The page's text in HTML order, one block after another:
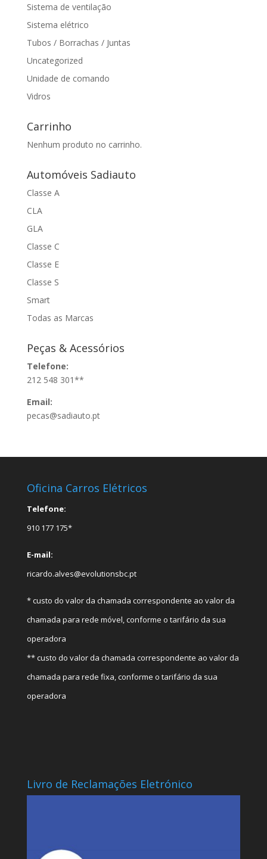
Sistema de ventilação
Sistema elétrico
Tubos / Borrachas / Juntas
Uncategorized
Unidade de comando
Vidros
Carrinho
Nenhum produto no carrinho.
Automóveis Sadiauto
Classe A
CLA
GLA
Classe C
Classe E
Classe S
Smart
Todas as Marcas
Peças & Acessórios
Telefone:
212 548 301**
Email:
pecas@sadiauto.pt
Oficina Carros Elétricos
Telefone:
910 177 175*
E-mail:
ricardo.alves@evolutionsbc.pt
* custo do valor da chamada correspondente ao valor da
chamada para rede móvel, conforme o tarifário da sua
operadora
** custo do valor da chamada correspondente ao valor da
chamada para rede fixa, conforme o tarifário da sua
operadora
Livro de Reclamações Eletrónico